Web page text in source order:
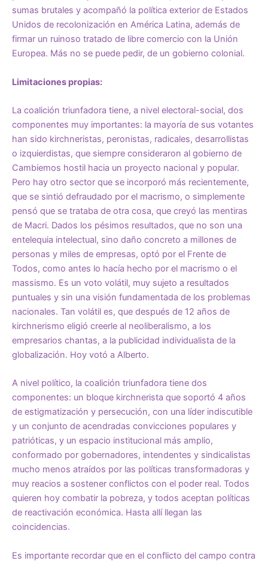
sumas brutales y acompañó la política exterior de Estados
Unidos de recolonización en América Latina, además de
firmar un ruinoso tratado de libre comercio con la Unión
Europea. Más no se puede pedir, de un gobierno colonial.
Limitaciones propias:
La coalición triunfadora tiene, a nivel electoral-social, dos
componentes muy importantes: la mayoría de sus votantes
han sido kirchneristas, peronistas, radicales, desarrollistas
o izquierdistas, que siempre consideraron al gobierno de
Cambiemos hostil hacia un proyecto nacional y popular.
Pero hay otro sector que se incorporó más recientemente,
que se sintió defraudado por el macrismo, o simplemente
pensó que se trataba de otra cosa, que creyó las mentiras
de Macri. Dados los pésimos resultados, que no son una
entelequia intelectual, sino daño concreto a millones de
personas y miles de empresas, optó por el Frente de
Todos, como antes lo hacía hecho por el macrismo o el
massismo. Es un voto volátil, muy sujeto a resultados
puntuales y sin una visión fundamentada de los problemas
nacionales. Tan volátil es, que después de 12 años de
kirchnerismo eligió creerle al neoliberalismo, a los
empresarios chantas, a la publicidad individualista de la
globalización. Hoy votó a Alberto.
A nivel político, la coalición triunfadora tiene dos
componentes: un bloque kirchnerista que soportó 4 años
de estigmatización y persecución, con una líder indiscutible
y un conjunto de acendradas convicciones populares y
patrióticas, y un espacio institucional más amplio,
conformado por gobernadores, intendentes y sindicalistas
mucho menos atraídos por las políticas transformadoras y
muy reacios a sostener conflictos con el poder real. Todos
quieren hoy combatir la pobreza, y todos aceptan políticas
de reactivación económica. Hasta allí llegan las
coincidencias.
Es importante recordar que en el conflicto del campo contra